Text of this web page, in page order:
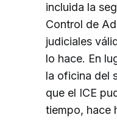
incluida la
Control de
judiciales
lo hace. En
la oficina del
que el ICE
tiempo, hace